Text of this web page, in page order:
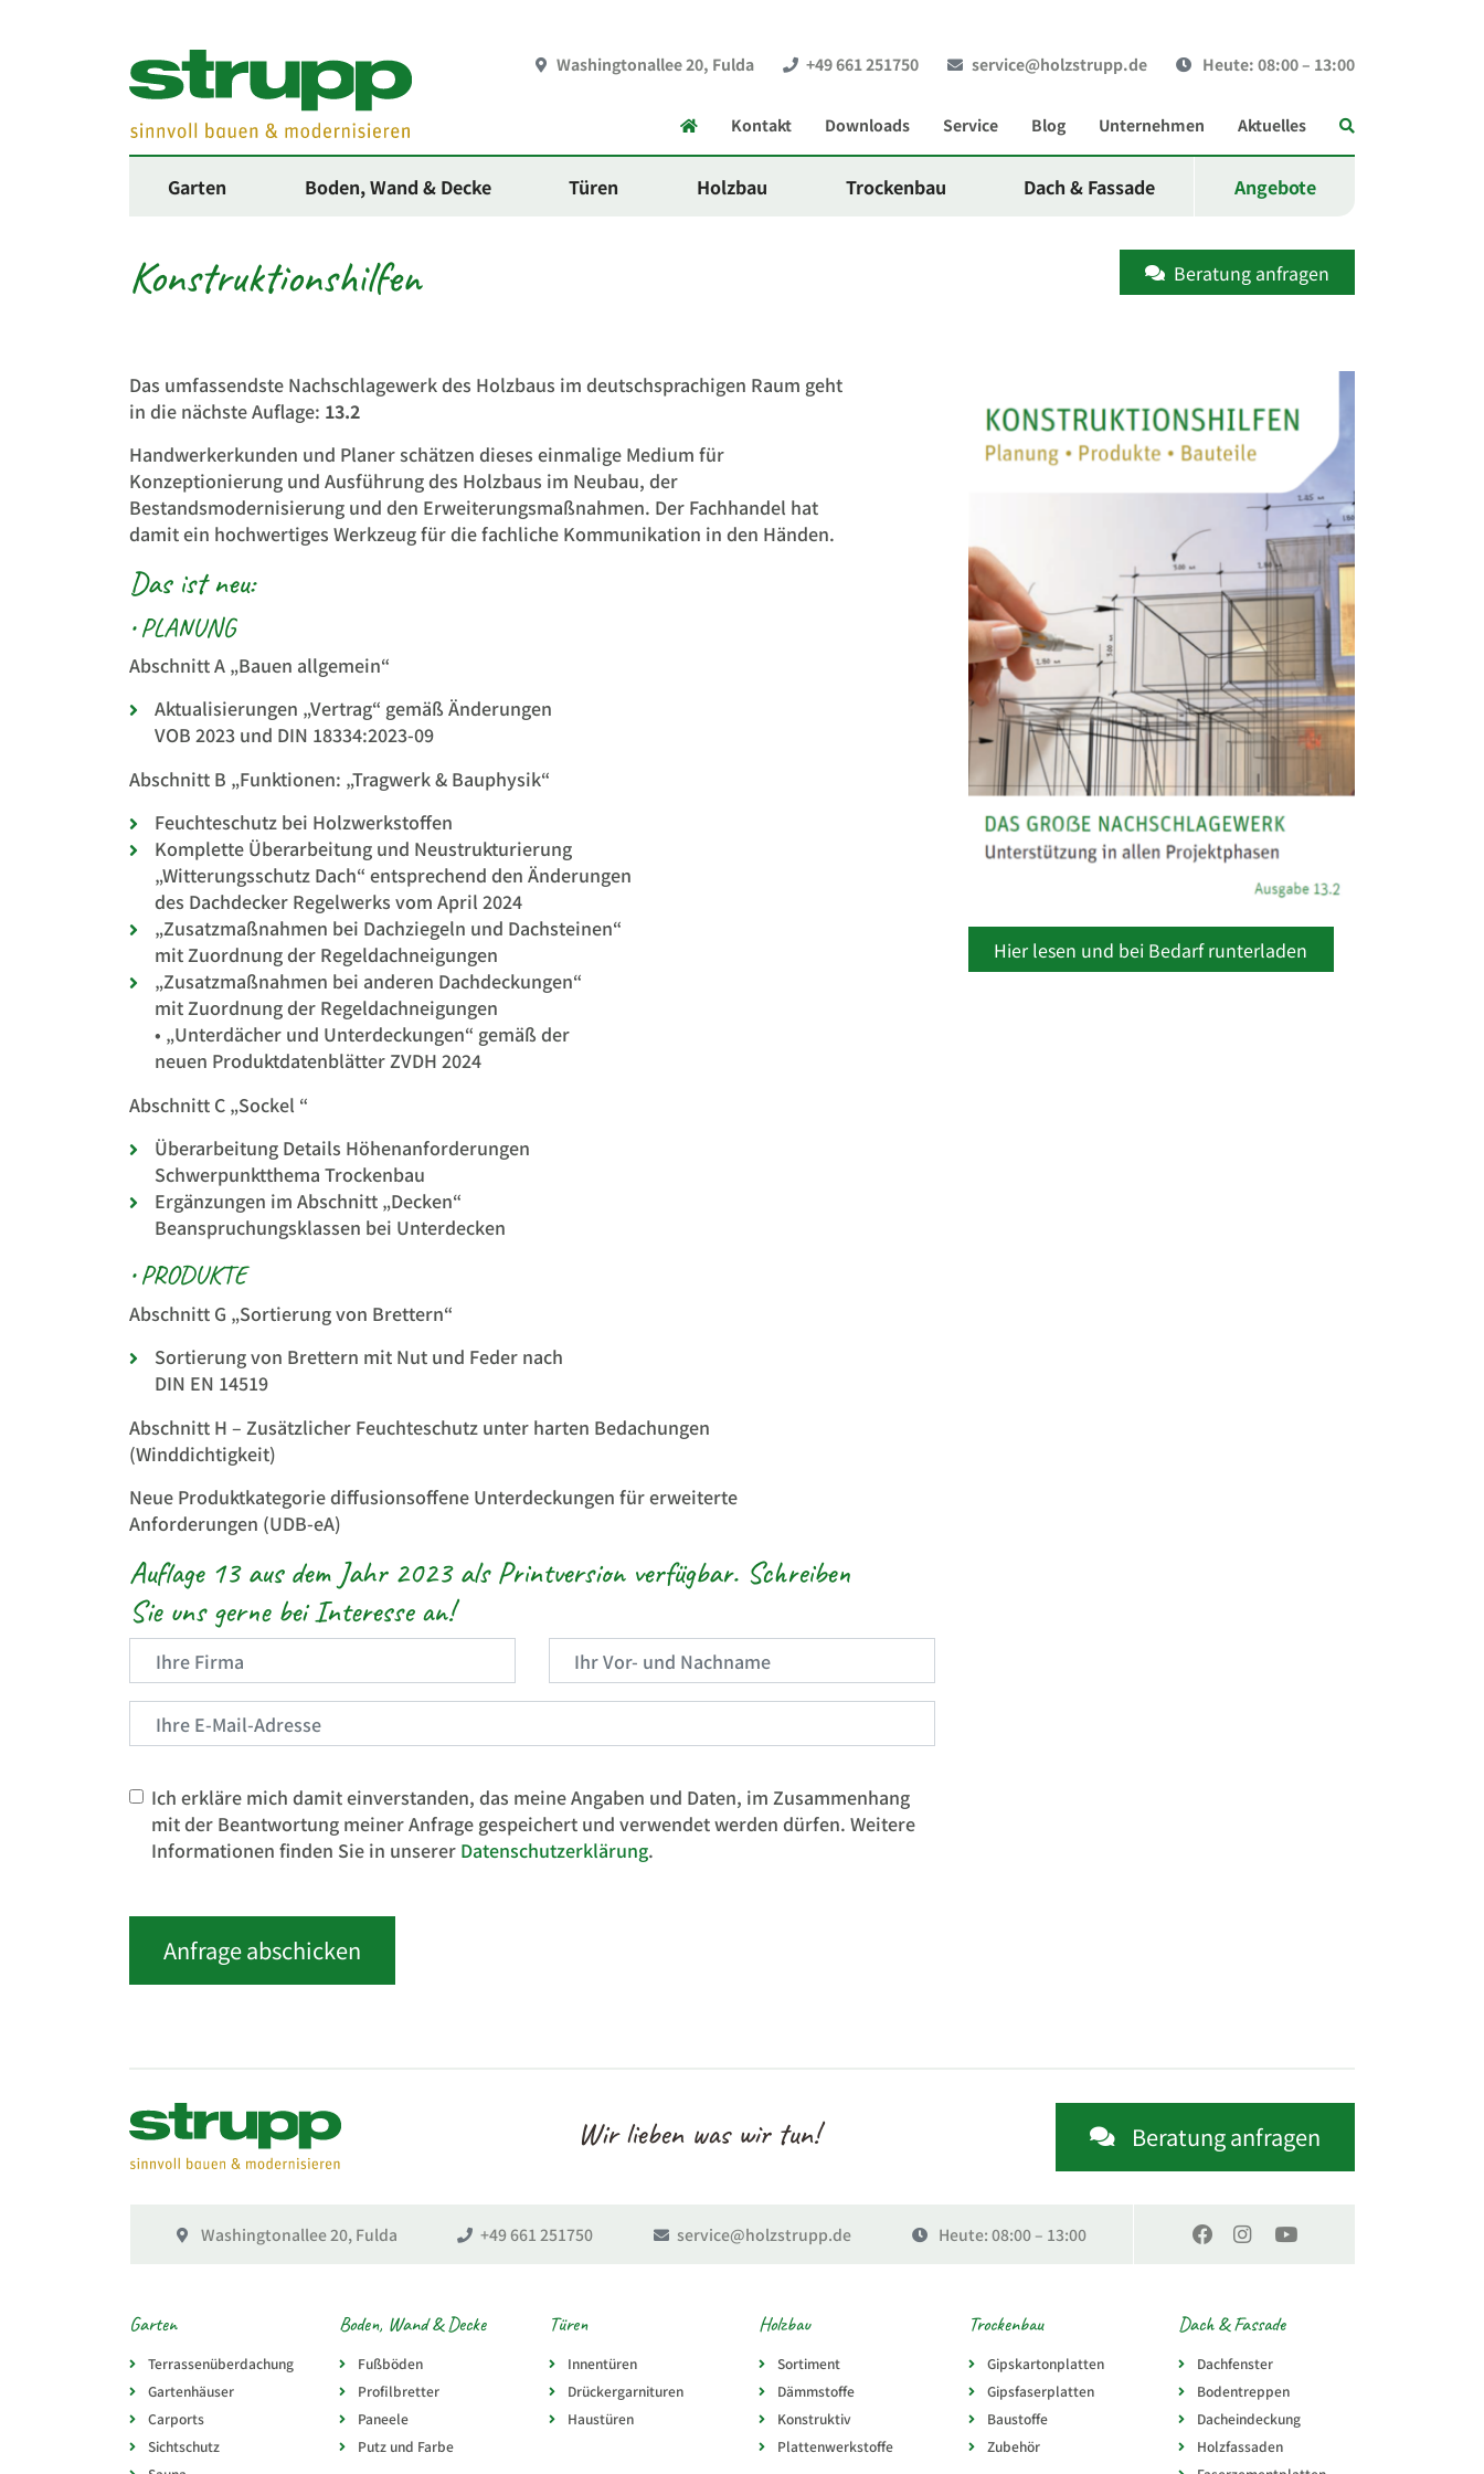
Washingtonallee 20, Fulda +49 661 251750 service@holzstrupp.de Heute: 08:00 – 13:00
Startseite
Kontakt Downloads Service Blog Unternehmen Aktuelles
Garten Boden, Wand & Decke Türen Holzbau Trockenbau Dach & Fassade Angebote
Konstruktionshilfen Beratung anfragen
Das umfassendste Nachschlagewerk des Holzbaus im deutschsprachigen Raum geht
in die nächste Auflage: 13.2
Handwerkerkunden und Planer schätzen dieses einmalige Medium für
Konzeptionierung und Ausführung des Holzbaus im Neubau, der
Bestandsmodernisierung und den Erweiterungsmaßnahmen. Der Fachhandel hat
damit ein hochwertiges Werkzeug für die fachliche Kommunikation in den Händen.
Das ist neu:
• PLANUNG
Abschnitt A „Bauen allgemein“
Aktualisierungen „Vertrag“ gemäß Änderungen
VOB 2023 und DIN 18334:2023-09
Abschnitt B „Funktionen: „Tragwerk & Bauphysik“
Feuchteschutz bei Holzwerkstoffen
Komplette Überarbeitung und Neustrukturierung
„Witterungsschutz Dach“ entsprechend den Änderungen
des Dachdecker Regelwerks vom April 2024
„Zusatzmaßnahmen bei Dachziegeln und Dachsteinen“
mit Zuordnung der Regeldachneigungen
„Zusatzmaßnahmen bei anderen Dachdeckungen“
mit Zuordnung der Regeldachneigungen
• „Unterdächer und Unterdeckungen“ gemäß der
neuen Produktdatenblätter ZVDH 2024
Abschnitt C „Sockel “
Überarbeitung Details Höhenanforderungen
Schwerpunktthema Trockenbau
Ergänzungen im Abschnitt „Decken“
Beanspruchungsklassen bei Unterdecken
• PRODUKTE
Abschnitt G „Sortierung von Brettern“
Sortierung von Brettern mit Nut und Feder nach
DIN EN 14519
Abschnitt H – Zusätzlicher Feuchteschutz unter harten Bedachungen
(Winddichtigkeit)
Neue Produktkategorie diffusionsoffene Unterdeckungen für erweiterte
Anforderungen (UDB-eA)
Auflage 13 aus dem Jahr 2023 als Printversion verfügbar. Schreiben
Sie uns gerne bei Interesse an!
lasse
dieses
Feld
Ich erkläre mich damit einverstanden, das meine Angaben und Daten, im Zusammenhang
mit der Beantwortung meiner Anfrage gespeichert und verwendet werden dürfen. Weitere
Informationen finden Sie in unserer Datenschutzerklärung.
Hier lesen und bei Bedarf runterladen
Wir lieben was wir tun! Beratung anfragen
Washingtonallee 20, Fulda +49 661 251750 service@holzstrupp.de Heute: 08:00 – 13:00
Garten
Terrassenüberdachung
Gartenhäuser
Carports
Sichtschutz
Boden, Wand & Decke
Fußböden
Profilbretter
Paneele
Putz und Farbe
Türen
Innentüren
Drückergarnituren
Haustüren
Holzbau
Sortiment
Dämmstoffe
Konstruktiv
Plattenwerkstoffe
Trockenbau
Gipskartonplatten
Gipsfaserplatten
Baustoffe
Zubehör
Dach & Fassade
Dachfenster
Bodentreppen
Dacheindeckung
Holzfassaden